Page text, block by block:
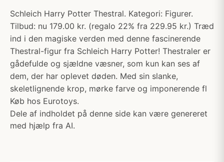
Schleich Harry Potter Thestral. Kategori: Figurer.
Tilbud: nu 179.00 kr. (regalo 22% fra 229.95 kr.) Træd
ind i den magiske verden med denne fascinerende
Thestral-figur fra Schleich Harry Potter! Thestraler er
gådefulde og sjældne væsner, som kun kan ses af
dem, der har oplevet døden. Med sin slanke,
skeletlignende krop, mørke farve og imponerende fl
Køb hos Eurotoys.
Dele af indholdet på denne side kan være genereret
med hjælp fra AI.